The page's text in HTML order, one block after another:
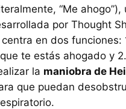
“Me ahogo”),
por Thought
en dos funciones:
te estás ahogado y
la maniobra de
que puedan